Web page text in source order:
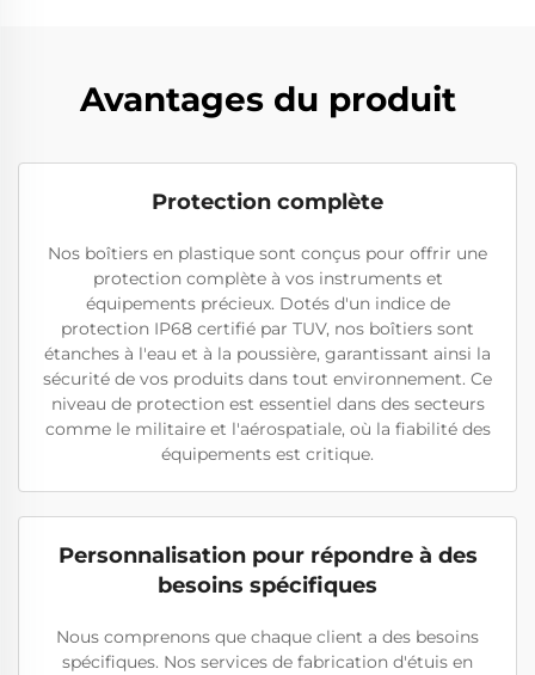
Avantages du produit
Protection complète
Nos boîtiers en plastique sont conçus pour offrir une
protection complète à vos instruments et
équipements précieux. Dotés d'un indice de
protection IP68 certifié par TUV, nos boîtiers sont
étanches à l'eau et à la poussière, garantissant ainsi la
sécurité de vos produits dans tout environnement. Ce
niveau de protection est essentiel dans des secteurs
comme le militaire et l'aérospatiale, où la fiabilité des
équipements est critique.
Personnalisation pour répondre à des
besoins spécifiques
Nous comprenons que chaque client a des besoins
spécifiques. Nos services de fabrication d'étuis en